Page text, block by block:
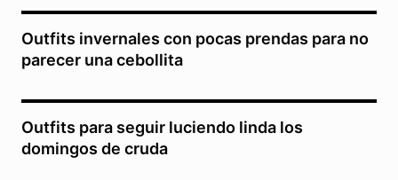
Outfits invernales con pocas prendas para no
parecer una cebollita
Outfits para seguir luciendo linda los
domingos de cruda